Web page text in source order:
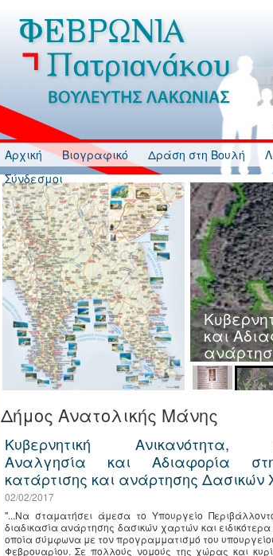
Αρχική Βιογραφικό Δράση στη Βουλή
Σύνδεσμοι
και
Δήμος Ανατολικής Μάνης
Κυβερνητική Ανικανότητα,
Αναλγησία και Αδιαφορία
κατάρτισης και ανάρτησης Δασικών
02/02/2017
"...Να σταματήσει άμεσα το Υπουργείο
διαδικασία ανάρτησης δασικών χαρτών και
οποία σύμφωνα με τον προγραμματισμό του
Φεβρουαρίου. Σε πολλούς νομούς της χώρας και